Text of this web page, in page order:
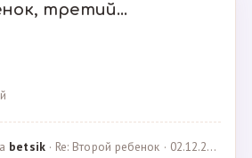
третий...
betsik· Re: Второй ребенок · 02.12.2023